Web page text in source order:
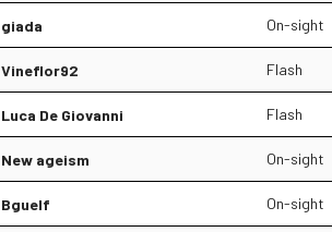
giada On-sight
Vineflor92 Flash
Luca De Giovanni Flash
New ageism On-sight
Bguelf On-sight